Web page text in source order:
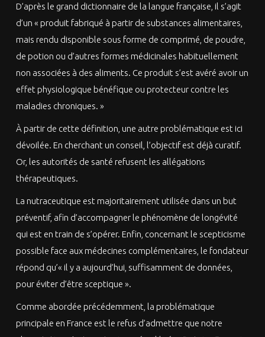
D’après le grand dictionnaire de la langue française, il s’agit
d’un « produit fabriqué à partir de substances alimentaires,
mais rendu disponible sous forme de comprimé, de poudre,
de potion ou d’autres formes médicinales habituellement
non associées à des aliments. Ce produit s’est avéré avoir un
effet physiologique bénéfique ou protecteur contre les
maladies chroniques. »
À partir de cette définition, une autre problématique est ici
dévoilée. En cherchant un conseil, l’objectif est déjà curatif.
Or, les autorités de santé refusent les allégations
thérapeutiques.
La nutraceutique est majoritairement utilisée dans un but
préventif, afin d’accompagner le phénomène de longévité
qui est en train de s’opérer. Enfin, concernant le scepticisme
possible face aux médecines complémentaires, le fondateur
répond qu’« il y a aujourd’hui, suffisamment de données,
pour éviter d’être sceptique ».
Comme abordée précédemment, la problématique
principale en France est le refus d’admettre que notre